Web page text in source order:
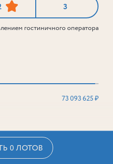
3
гостиничного оператора
73 093 625 ₽
0 ЛОТОВ